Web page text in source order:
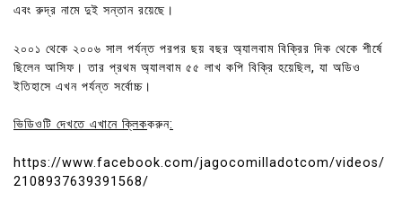
এবং রুদ্র নামে দুই সন্তান রয়েছে।
২০০১ থেকে ২০০৬ সাল পর্যন্ত পরপর ছয় বছর অ্যালবাম বিক্রির দিক থেকে শীর্ষে
ছিলেন আসিফ। তার প্রথম অ্যালবাম ৫৫ লাখ কপি বিক্রি হয়েছিল, যা অডিও
ইতিহাসে এখন পর্যন্ত সর্বোচ্চ।
ভিডিওটি দেখতে এখানে ক্লিককরুন:
https://www.facebook.com/jagocomilladotcom/videos/
2108937639391568/